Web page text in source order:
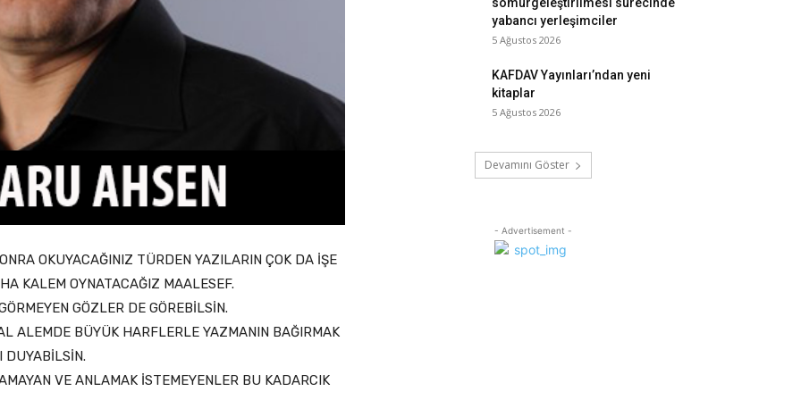
OKUYACAĞINIZ TÜRDEN YAZILARIN ÇOK DA İŞE
KALEM OYNATACAĞIZ MAALESEF.
GÖZLER DE GÖREBİLSİN.
ALEMDE BÜYÜK HARFLERLE YAZMANIN BAĞIRMAK
DUYABİLSİN.
VE ANLAMAK İSTEMEYENLER BU KADARCIK
yabancı yerleşimciler
5 Ağustos 2026
KAFDAV Yayınları’ndan yeni
kitaplar
5 Ağustos 2026
Devamını Göster
- Advertisement -